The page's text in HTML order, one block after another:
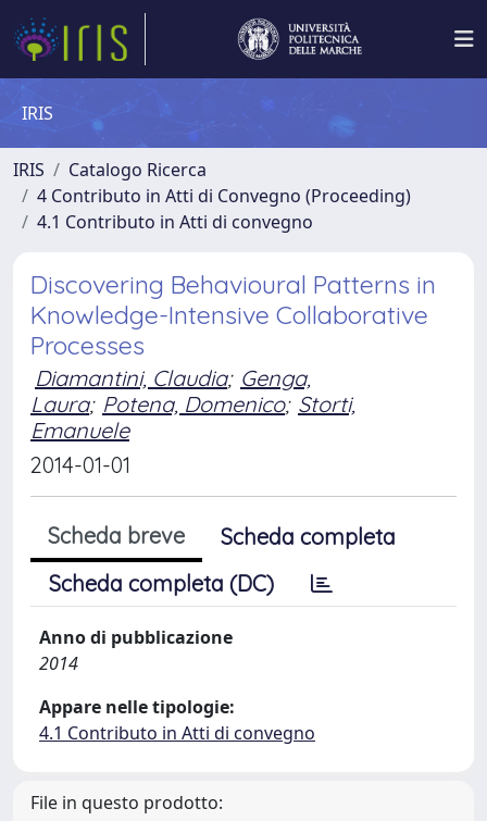
IRIS
IRIS
Catalogo Ricerca
4 Contributo in Atti di Convegno (Proceeding)
4.1 Contributo in Atti di convegno
Discovering Behavioural Patterns in
Knowledge-Intensive Collaborative
Processes
Diamantini, Claudia; Genga,
Laura; Potena, Domenico; Storti,
Emanuele
2014-01-01
Scheda breve
Scheda completa
Scheda completa (DC)
Anno di pubblicazione
2014
Appare nelle tipologie:
4.1 Contributo in Atti di convegno
File in questo prodotto: